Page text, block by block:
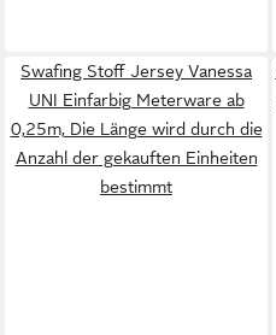
Swafing Stoff Jersey Vanessa
UNI Einfarbig Meterware ab
0,25m, Die Länge wird durch die
Anzahl der gekauften Einheiten
bestimmt